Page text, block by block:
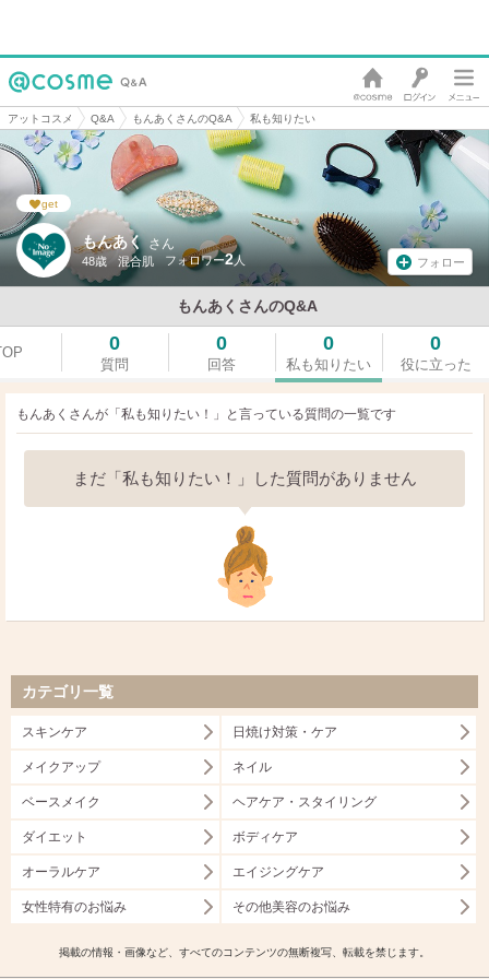
アットコスメ Q&A もんあくさんのQ&A 私も知りたい
もんあく さん
48歳 混合肌 2 フォロー
もんあくさんのQ&A
get
0
質問
0
回答
0
私も知りたい
0
役に立った
もんあくさんが「私も知りたい！」と言っている質問の一覧です
まだ「私も知りたい！」した質問がありません
カテゴリ一覧
スキンケア 日焼け対策・ケア
メイクアップ ネイル
ベースメイク ヘアケア・スタイリング
ダイエット ボディケア
オーラルケア エイジングケア
女性特有のお悩み その他美容のお悩み
掲載の情報・画像など、すべてのコンテンツの無断複写、転載を禁じます。